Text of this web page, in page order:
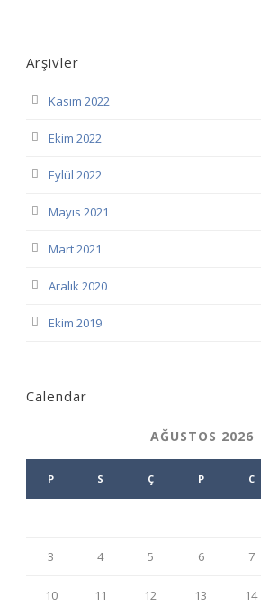
Arşivler
Kasım 2022
Ekim 2022
Eylül 2022
Mayıs 2021
Mart 2021
Aralık 2020
Ekim 2019
Calendar
AĞUSTOS 2026
P S Ç P C
3 4 5 6 7
10 11 12 13 14